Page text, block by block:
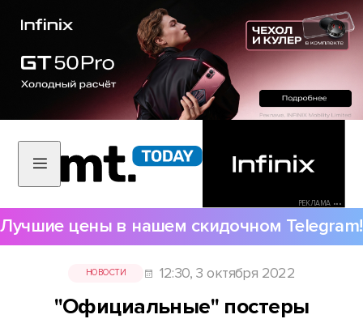
РЕКЛАМА •••
Лучшие цены в нашем скидочном Telegram!
НОВОСТИ 12:30, 3 октября 2022
"Официальные" постеры